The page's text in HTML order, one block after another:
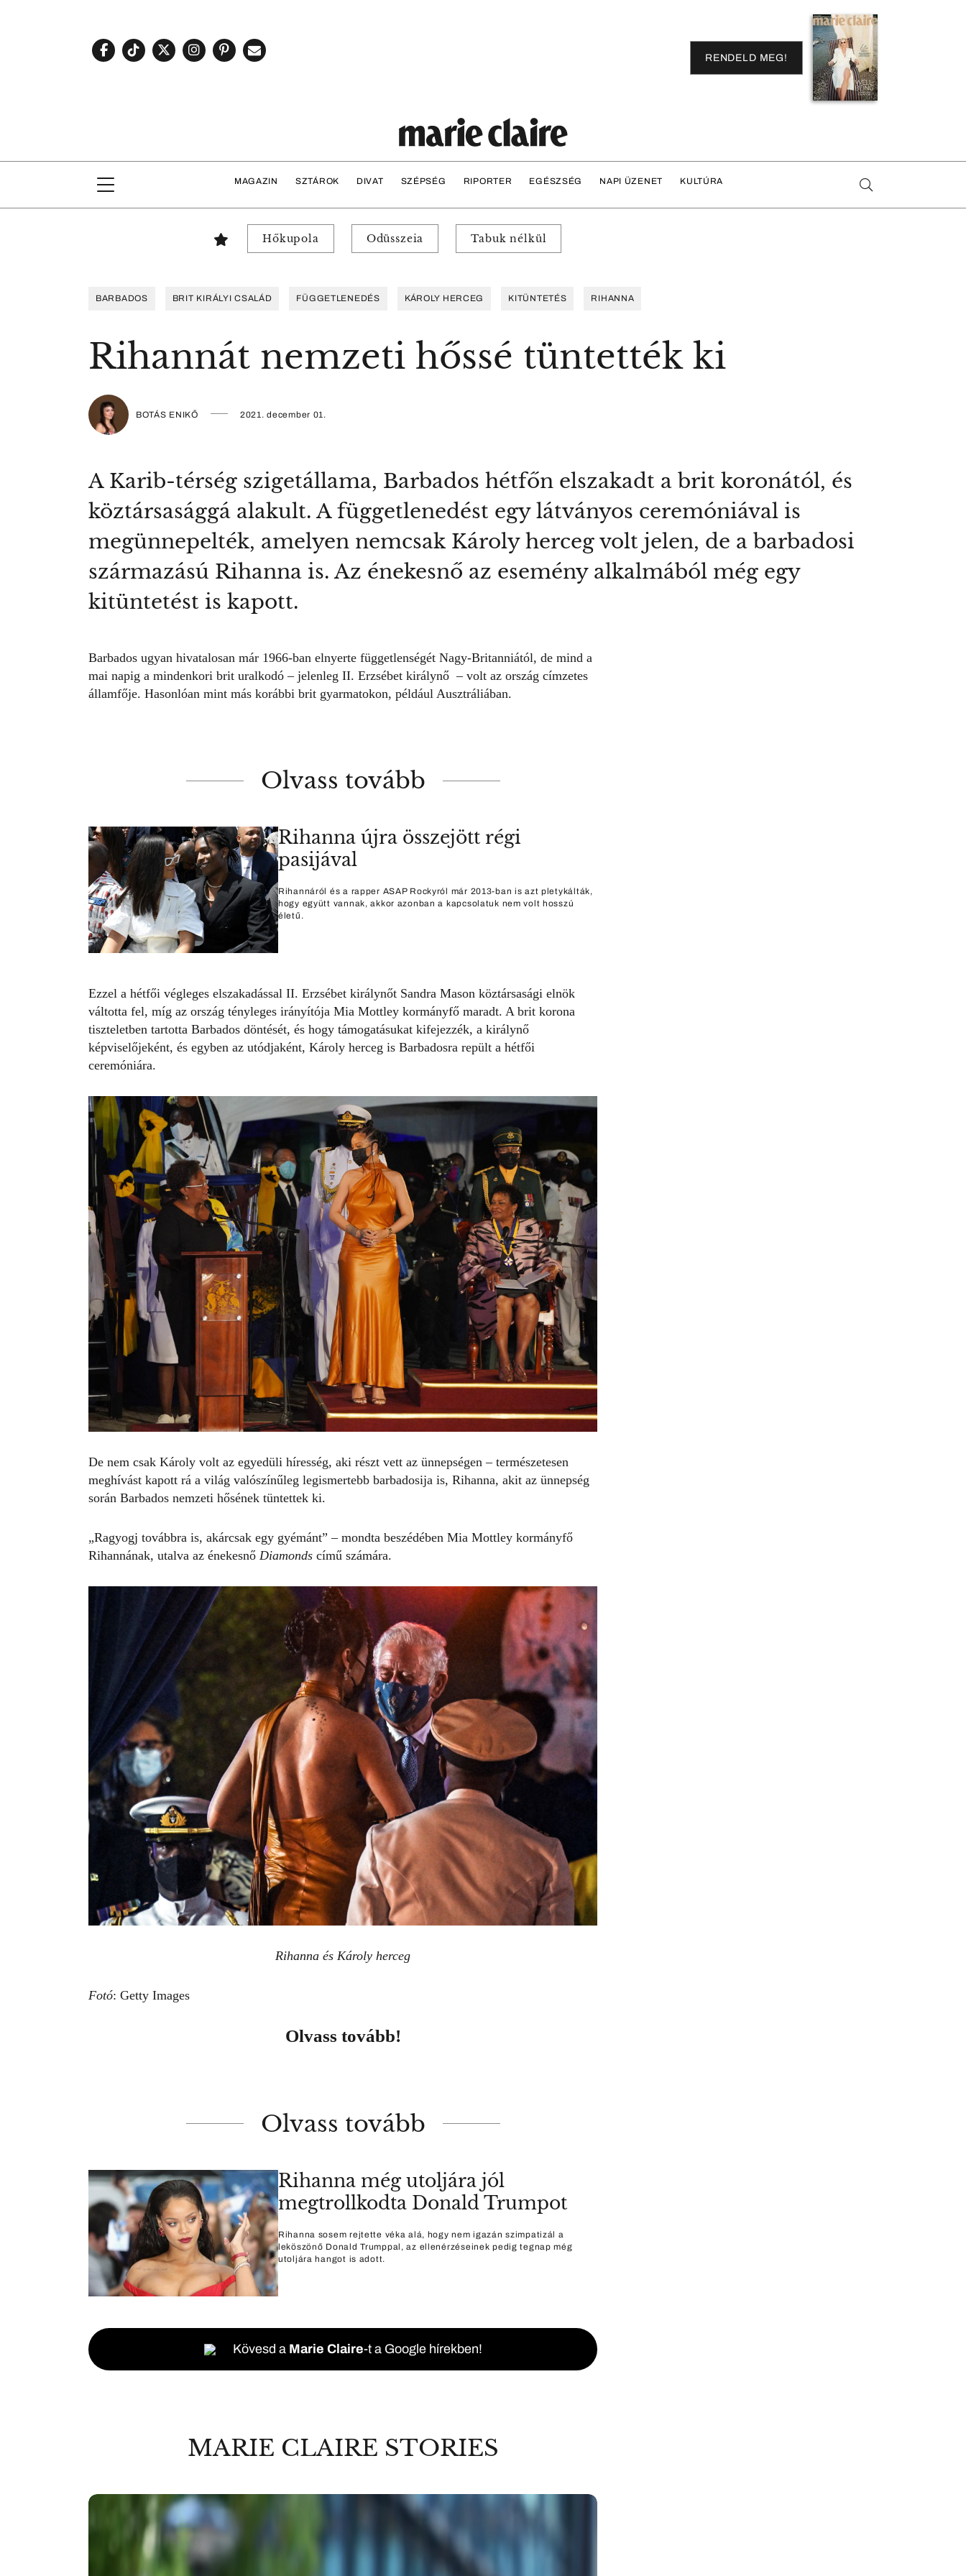
RENDELD MEG!
MAGAZIN SZTÁROK DIVAT SZÉPSÉG RIPORTER EGÉSZSÉG NAPI ÜZENET KULTÚRA
Hőkupola Odüsszeia Tabuk nélkül
BARBADOS BRIT KIRÁLYI CSALÁD FÜGGETLENEDÉS KÁROLY HERCEG KITÜNTETÉS RIHANNA
Rihannát nemzeti hőssé tüntették ki
BOTÁS ENIKŐ 2021. december 01.
A Karib-térség szigetállama, Barbados hétfőn elszakadt a brit koronától, és
köztársasággá alakult. A függetlenedést egy látványos ceremóniával is
megünnepelték, amelyen nemcsak Károly herceg volt jelen, de a barbadosi
származású Rihanna is. Az énekesnő az esemény alkalmából még egy
kitüntetést is kapott.
Barbados ugyan hivatalosan már 1966-ban elnyerte függetlenségét Nagy-Britanniától, de mind a
mai napig a mindenkori brit uralkodó – jelenleg II. Erzsébet királynő – volt az ország címzetes
államfője. Hasonlóan mint más korábbi brit gyarmatokon, például Ausztráliában.
Olvass tovább
Rihanna újra összejött régi
pasijával
Rihannáról és a rapper ASAP Rockyról már 2013-ban is azt pletykálták,
hogy együtt vannak, akkor azonban a kapcsolatuk nem volt hosszú
életű.
Ezzel a hétfői végleges elszakadással II. Erzsébet királynőt Sandra Mason köztársasági elnök
váltotta fel, míg az ország tényleges irányítója Mia Mottley kormányfő maradt. A brit korona
tiszteletben tartotta Barbados döntését, és hogy támogatásukat kifejezzék, a királynő
képviselőjeként, és egyben az utódjaként, Károly herceg is Barbadosra repült a hétfői
ceremóniára.
De nem csak Károly volt az egyedüli híresség, aki részt vett az ünnepségen – természetesen
meghívást kapott rá a világ valószínűleg legismertebb barbadosija is, Rihanna, akit az ünnepség
során Barbados nemzeti hősének tüntettek ki.
„Ragyogj továbbra is, akárcsak egy gyémánt” – mondta beszédében Mia Mottley kormányfő
Rihannának, utalva az énekesnő Diamonds című számára.
Rihanna és Károly herceg
Fotó: Getty Images
Olvass tovább!
Olvass tovább
Rihanna még utoljára jól
megtrollkodta Donald Trumpot
Rihanna sosem rejtette véka alá, hogy nem igazán szimpatizál a
leköszönő Donald Trumppal, az ellenérzéseinek pedig tegnap még
utoljára hangot is adott.
Kövesd a Marie Claire-t a Google hírekben!
MARIE CLAIRE STORIES